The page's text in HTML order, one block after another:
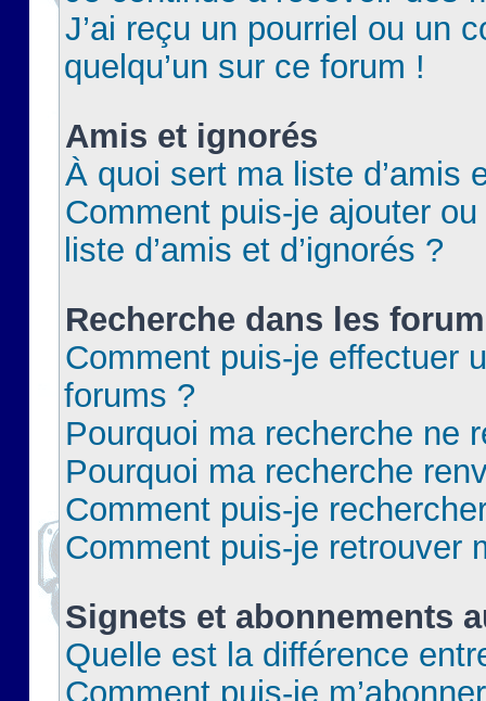
J’ai reçu un pourriel ou un
quelqu’un sur ce forum !
Amis et ignorés
À quoi sert ma liste d’amis
Comment puis-je ajouter
liste d’amis et d’ignorés ?
Recherche dans les
Comment puis-je effectuer
forums ?
Pourquoi ma recherche ne
Pourquoi ma recherche
Comment puis-je
Comment puis-je retrouver
Signets et abonnements
Quelle est la différence
Comment puis-je